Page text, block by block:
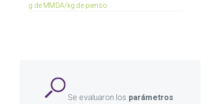
g de MMDA/kg de pienso.
Se evaluaron los parámetros